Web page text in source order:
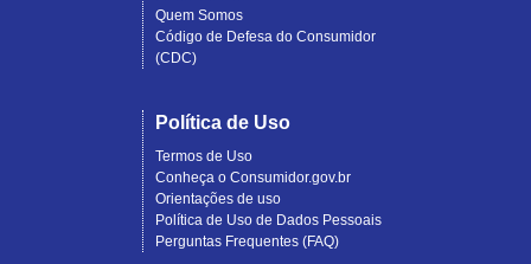
Quem Somos
Código de Defesa do Consumidor
(CDC)
Política de Uso
Termos de Uso
Conheça o Consumidor.gov.br
Orientações de uso
Política de Uso de Dados Pessoais
Perguntas Frequentes (FAQ)